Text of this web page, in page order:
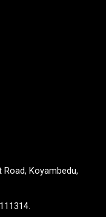
Koyambedu,